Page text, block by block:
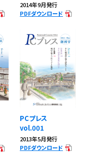
2014年9月発行
PDFダウンロード
PCプレス
vol.001
2013年5月発行
PDFダウンロード